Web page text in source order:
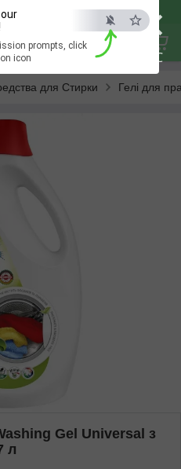
×
ESC
prompts, click
icon
для Стирки Гелі для
Gel Universal з
л